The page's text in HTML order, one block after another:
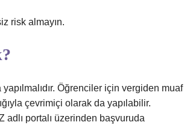
risk almayın.
Öğrenciler için vergiden muaf
çevrimiçi olarak da yapılabilir.
adlı portalı üzerinden başvuruda